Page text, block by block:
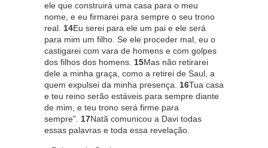
ele que construirá uma casa para o meu
nome, e eu firmarei para sempre o seu trono
real. 14Eu serei para ele um pai e ele será
para mim um filho. Se ele proceder mal, eu o
castigarei com vara de homens e com golpes
dos filhos dos homens. 15Mas não retirarei
dele a minha graça, como a retirei de Saul, a
quem expulsei da minha presença. 16Tua casa
e teu reino serão estáveis para sempre diante
de mim, e teu trono será firme para
sempre”. 17Natã comunicou a Davi todas
essas palavras e toda essa revelação.